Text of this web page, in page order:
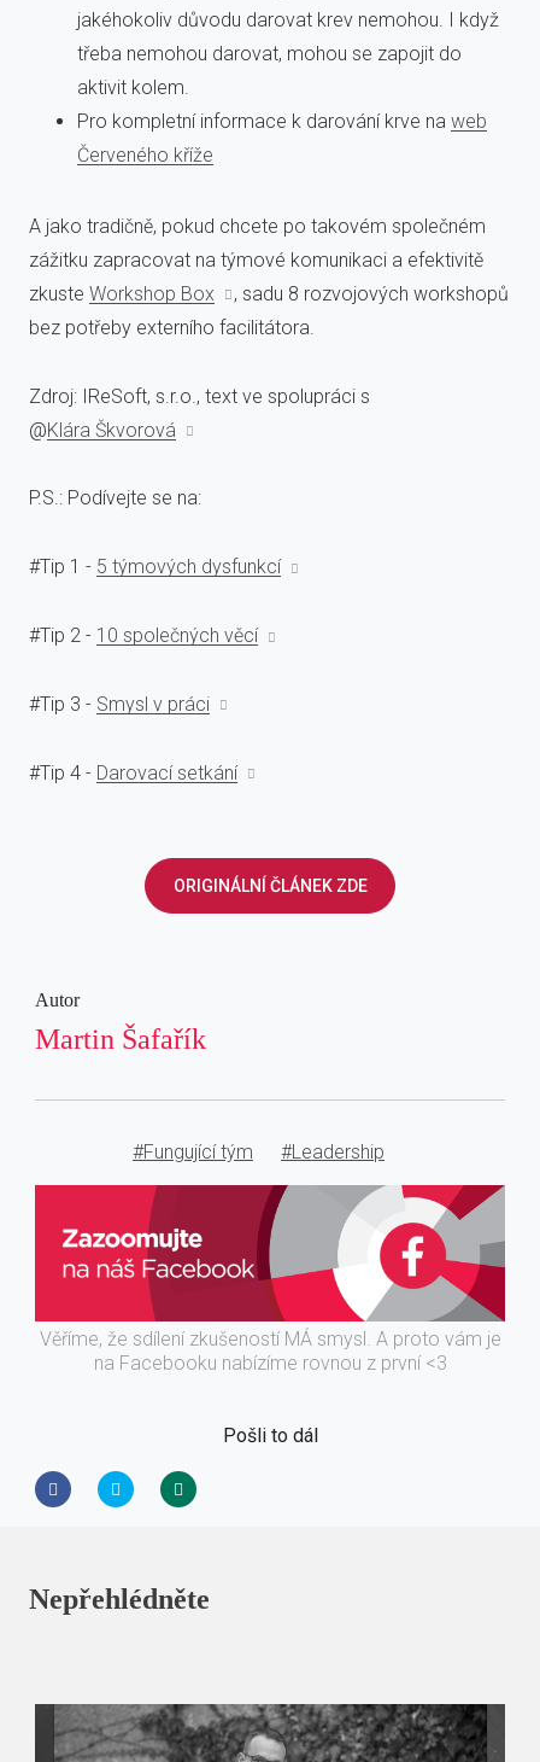
jakéhokoliv důvodu darovat krev nemohou. I když
třeba nemohou darovat, mohou se zapojit do
aktivit kolem.
Pro kompletní informace k darování krve na web
Červeného kříže
A jako tradičně, pokud chcete po takovém společném
zážitku zapracovat na týmové komunikaci a efektivitě
zkuste Workshop Box
, sadu 8 rozvojových workshopů
bez potřeby externího facilitátora.
Zdroj: IReSoft, s.r.o., text ve spolupráci s
@Klára Škvorová
P.S.: Podívejte se na:
#Tip 1 - 5 týmových dysfunkcí
#Tip 2 - 10 společných věcí
#Tip 3 - Smysl v práci
#Tip 4 - Darovací setkání
ORIGINÁLNÍ ČLÁNEK ZDE
Autor
Martin Šafařík
#Fungující tým #Leadership
Věříme, že sdílení zkušeností MÁ smysl. A proto vám je
na Facebooku nabízíme rovnou z první <3
Pošli to dál
Nepřehlédněte